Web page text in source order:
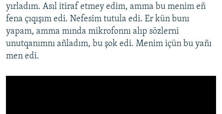
yırladım. Asıl itiraf etmey edim, amma bu menim eñ
fena çıqışım edi. Nefesim tutula edi. Er kün bunı
yapam, amma mında mikrofonnı alıp sözlerni
unutqanımnı añladım, bu şok edi. Menim içün bu yañı
men edi.